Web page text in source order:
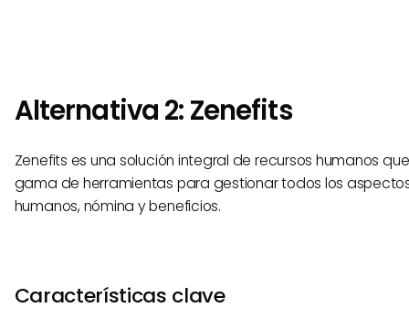
Alternativa 2: Zenefits
Zenefits es una solución integral de recursos humanos
gama de herramientas para gestionar todos los
humanos, nómina y beneficios.
Características clave